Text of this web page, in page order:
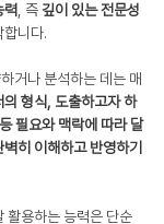
, 즉 깊이 있는 전문성
합니다.
거나 분석하는 데는 매
의 형식, 도출하고자 하
필요와 맥락에 따라 달
히 이해하고 반영하기
활용하는 능력은 단순